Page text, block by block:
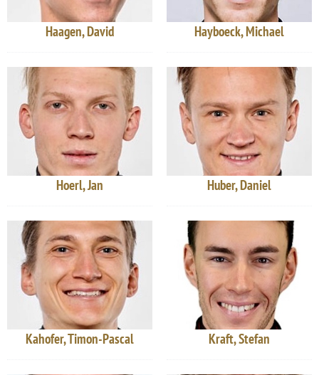
Haagen, David Hayboeck, Michael
Hoerl, Jan Huber, Daniel
Kahofer, Timon-Pascal Kraft, Stefan